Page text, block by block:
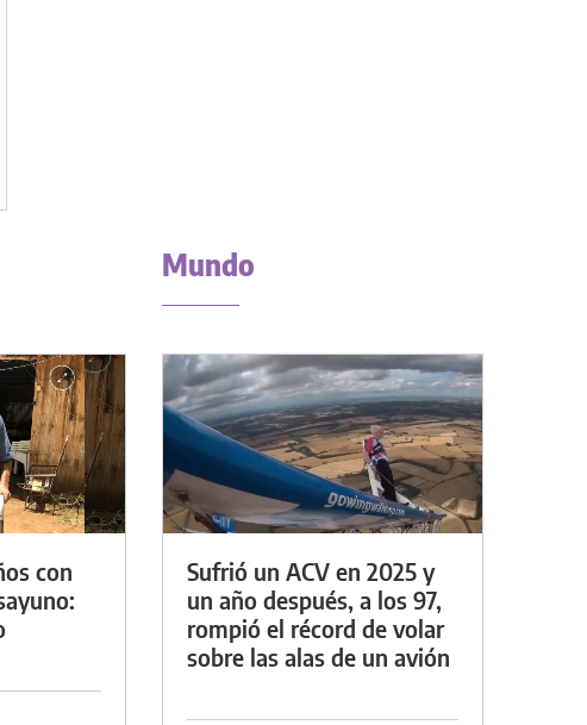
con
Mundo
Sufrió un ACV en 2025 y
un año después, a los 97,
rompió el récord de volar
sobre las alas de un avión